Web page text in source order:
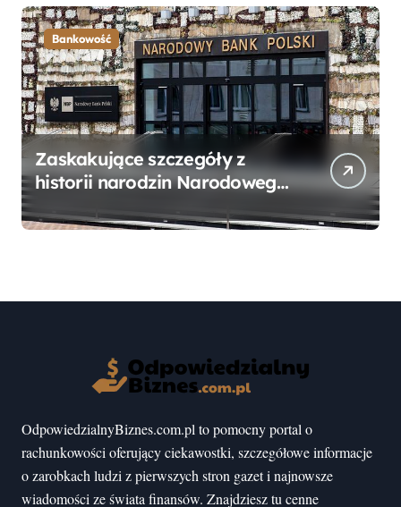
Bankowość
Zaskakujące szczegóły z
historii narodzin Narodowego
mogłeś nie wiedzieć
OdpowiedzialnyBiznes.com.pl to pomocny portal o
rachunkowości oferujący ciekawostki, szczegółowe informacje
o zarobkach ludzi z pierwszych stron gazet i najnowsze
wiadomości ze świata finansów. Znajdziesz tu cenne